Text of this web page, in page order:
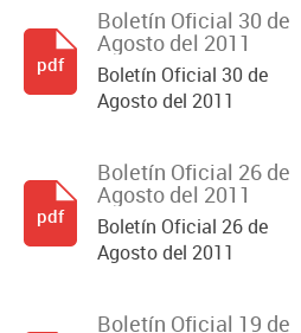
Boletín Oficial 30 de
Agosto del 2011
Boletín Oficial 30 de
Agosto del 2011
pdf
Boletín Oficial 26 de
Agosto del 2011
Boletín Oficial 26 de
Agosto del 2011
pdf
Boletín Oficial 19 de